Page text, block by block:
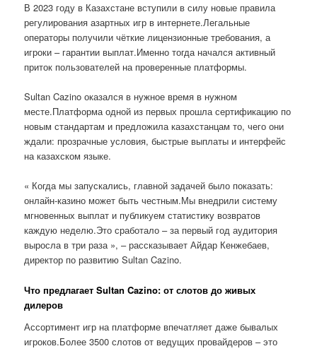
В 2023 году в Казахстане вступили в силу новые правила
регулирования азартных игр в интернете.Легальные
операторы получили чёткие лицензионные требования, а
игроки – гарантии выплат.Именно тогда начался активный
приток пользователей на проверенные платформы.
Sultan Cazino оказался в нужное время в нужном
месте.Платформа одной из первых прошла сертификацию по
новым стандартам и предложила казахстанцам то, чего они
ждали: прозрачные условия, быстрые выплаты и интерфейс
на казахском языке.
« Когда мы запускались, главной задачей было показать:
онлайн-казино может быть честным.Мы внедрили систему
мгновенных выплат и публикуем статистику возвратов
каждую неделю.Это сработало – за первый год аудитория
выросла в три раза », – рассказывает Айдар Кенжебаев,
директор по развитию Sultan Cazino.
Что предлагает Sultan Cazino: от слотов до живых
дилеров
Ассортимент игр на платформе впечатляет даже бывалых
игроков.Более 3500 слотов от ведущих провайдеров – это